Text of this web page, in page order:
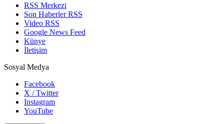
RSS Merkezi
Son Haberler RSS
Video RSS
Google News Feed
Künye
İletişim
Sosyal Medya
Facebook
X / Twitter
Instagram
YouTube